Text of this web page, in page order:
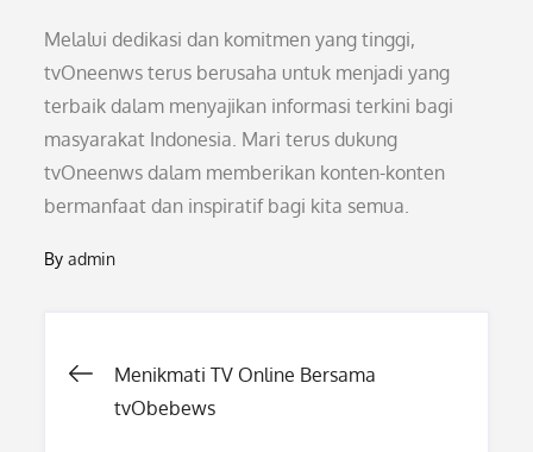
Melalui dedikasi dan komitmen yang tinggi,
tvOneenws terus berusaha untuk menjadi yang
terbaik dalam menyajikan informasi terkini bagi
masyarakat Indonesia. Mari terus dukung
tvOneenws dalam memberikan konten-konten
bermanfaat dan inspiratif bagi kita semua.
Byadmin
Post
Menikmati TV Online Bersama
tvObebews